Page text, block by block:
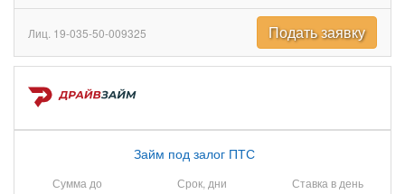
Лиц. 19-035-50-009325 Подать заявку
Сумма до
Займ под залог ПТС
Срок, дни Ставка в день